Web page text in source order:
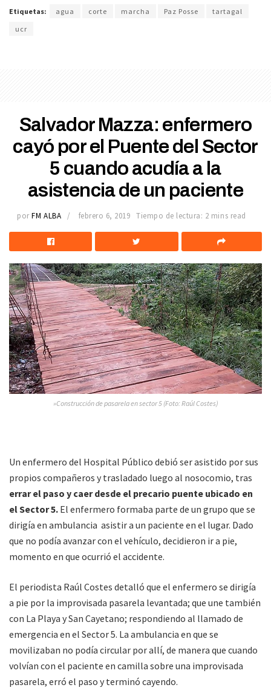
Etiquetas: agua corte marcha Paz Posse
tartagal
ucr
Salvador Mazza: enfermero
cayó por el Puente del Sector
5 cuando acudía a la
asistencia de un paciente
por FM ALBA febrero 6, 2019 Tiempo de lectura: 2 mins read
»Construcción de pasarela en sector 5 (Foto: Raúl Costes)
Un enfermero del Hospital Público debió ser asistido por sus
propios compañeros y trasladado luego al nosocomio, tras
errar el paso y caer desde el precario puente ubicado en
el Sector 5. El enfermero formaba parte de un grupo que se
dirigía en ambulancia asistir a un paciente en el lugar. Dado
que no podía avanzar con el vehículo, decidieron ir a pie,
momento en que ocurrió el accidente.
El periodista Raúl Costes detalló que el enfermero se dirigía
a pie por la improvisada pasarela levantada; que une también
con La Playa y San Cayetano; respondiendo al llamado de
emergencia en el Sector 5. La ambulancia en que se
movilizaban no podía circular por allí, de manera que cuando
volvían con el paciente en camilla sobre una improvisada
pasarela, erró el paso y terminó cayendo.